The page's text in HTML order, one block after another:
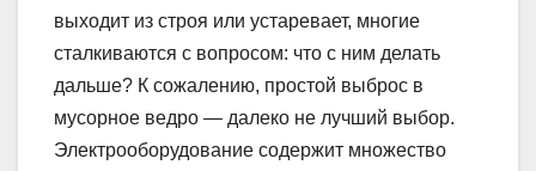
выходит из строя или устаревает, многие
сталкиваются с вопросом: что с ним делать
дальше? К сожалению, простой выброс в
мусорное ведро — далеко не лучший выбор.
Электрооборудование содержит множество